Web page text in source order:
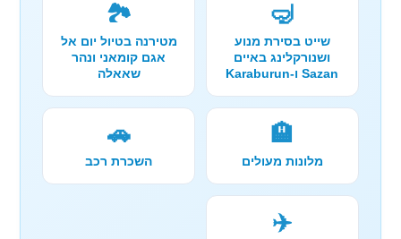
🤿
שייט בסירת מנוע
ושנורקלינג באיים
Sazan ו-Karaburun
🏞️
מטירנה בטיול יום אל
אגם קומאני ונהר
שאאלה
🏨
מלונות מעולים
🚗
השכרת רכב
✈️